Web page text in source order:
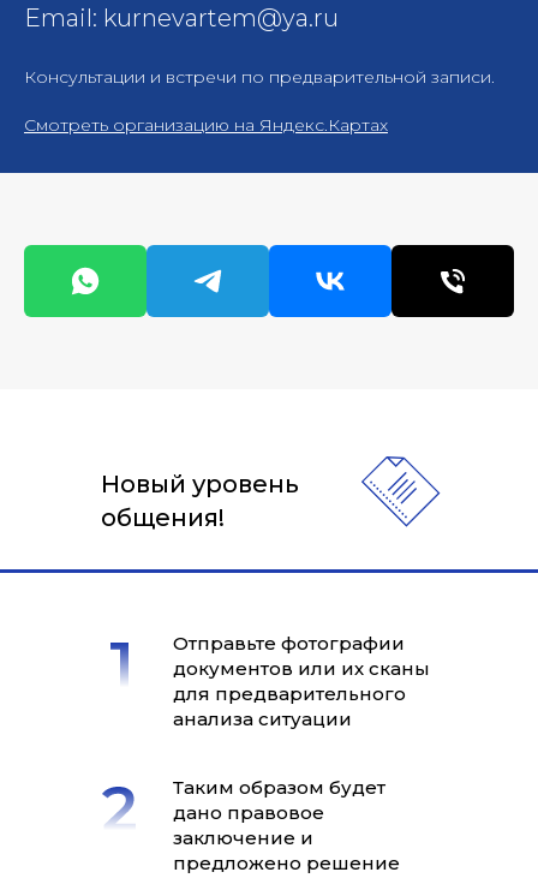
Email: kurnevartem@ya.ru
Консультации и встречи по предварительной записи.
Смотреть организацию на Яндекс.Картах
Новый уровень
общения!
Отправьте фотографии
документов или их сканы
для предварительного
анализа ситуации
Таким образом будет
дано правовое
заключение и
предложено решение